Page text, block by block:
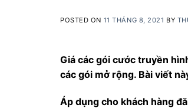
POSTED ON 11 THÁNG 8, 2021 BY
Giá các gói cước truyền
các gói mở rộng. Bài viết
Áp dụng cho khách hàng